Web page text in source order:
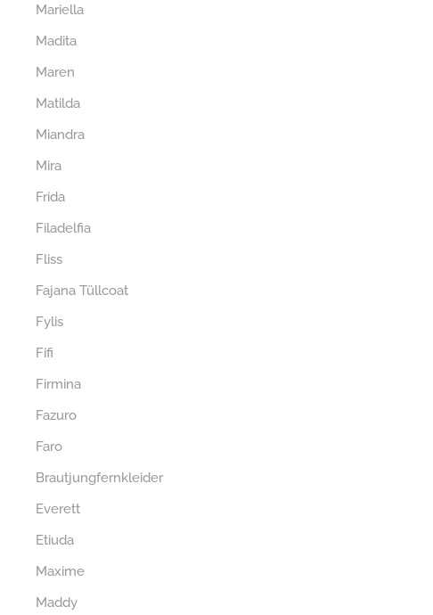
Mariella
Madita
Maren
Matilda
Miandra
Mira
Frida
Filadelfia
Fliss
Fajana Tüllcoat
Fylis
Fifi
Firmina
Fazuro
Faro
Brautjungfernkleider
Everett
Etiuda
Maxime
Maddy